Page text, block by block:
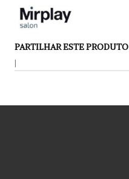
PARTILHAR ESTE PRODUTO
|